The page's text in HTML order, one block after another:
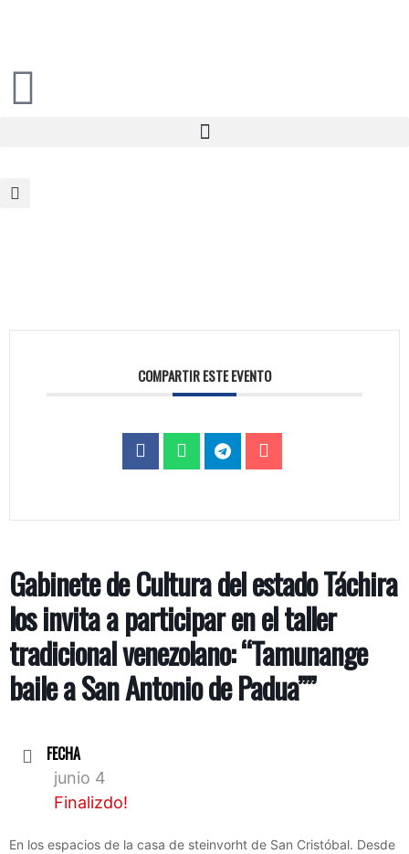
COMPARTIR ESTE EVENTO
Gabinete de Cultura del estado Táchira
los invita a participar en el taller
tradicional venezolano: “Tamunange
baile a San Antonio de Padua””
FECHA
junio 4
Finalizdo!
En los espacios de la casa de steinvorht de San Cristóbal. Desde